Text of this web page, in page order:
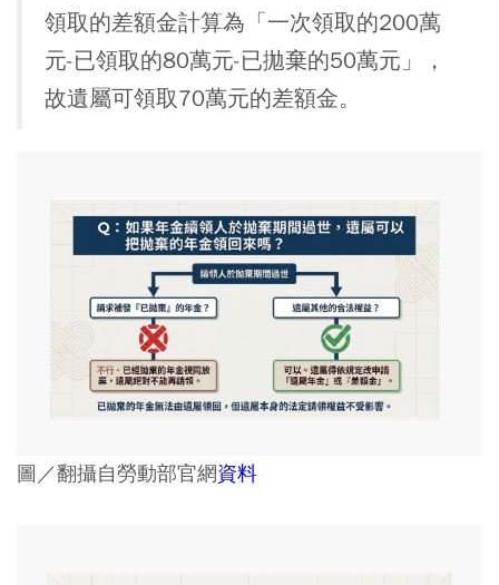
領取的差額金計算為「一次領取的200萬
元-已領取的80萬元-已拋棄的50萬元」，
故遺屬可領取70萬元的差額金。
圖／翻攝自勞動部官網資料